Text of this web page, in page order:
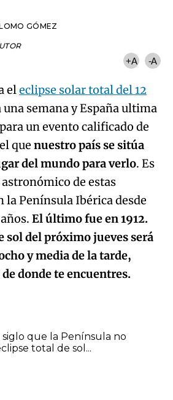
GÓMEZ
+A -A
eleclipse solar total del 12
una semana y España ultima
un evento calificado de
que nuestro país se sitúa
del mundo para verlo. Es
de estas
la Península Ibérica desde
El último fue en 1912.
sol del próximo jueves será
y media de la tarde,
donde te encuentres.
siglo que la Península no
total de sol...